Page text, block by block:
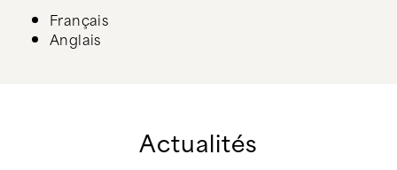
Français
Anglais
Actualités